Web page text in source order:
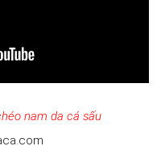
nam da cá sấu